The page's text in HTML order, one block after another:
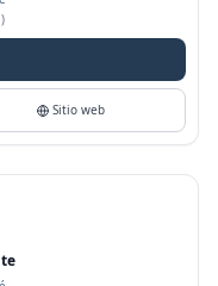
Sitio web